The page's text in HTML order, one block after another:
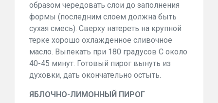
образом чередовать слои до заполнения
формы (последним слоем должна быть
сухая смесь). Сверху натереть на крупной
терке хорошо охлажденное сливочное
масло. Выпекать при 180 градусов C около
40-45 минут. Готовый пирог вынуть из
духовки, дать окончательно остыть.
ЯБЛОЧНО-ЛИМОННЫЙ ПИРОГ